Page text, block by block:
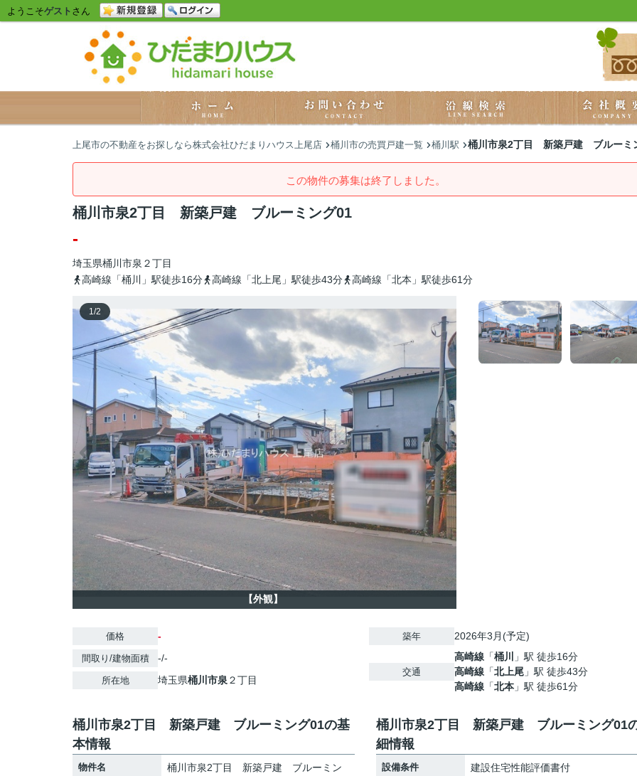
ようこそゲスト さん
上尾市の不動産をお探しなら株式会社ひだまりハウス上尾店 桶川市の売買戸建一覧 桶川駅 桶川市泉2丁目 新築戸建 ブルーミ
この物件の募集は終了しました。
桶川市泉2丁目 新築戸建 ブルーミング01
-
埼玉県桶川市泉 ２丁目
高崎線「桶川」駅徒歩16分
高崎線「北上尾」駅徒歩43分 高崎線「北本」駅徒歩61分
1/2
【外観】
価格 -
間取り/建物面積 -/-
所在地 埼玉県桶川市泉 ２丁目
築年 2026年3月(予定)
交通
高崎線 「桶川
」駅 徒歩16分
高崎線 「北上尾 」駅 徒歩43分
高崎線 「北本 」駅 徒歩61分
桶川市泉2丁目 新築戸建 ブルーミング01の基
本情報
物件名
桶川市泉2丁目 新築戸建 ブルーミン
桶川市泉2丁目 新築戸建 ブルーミング01
細情報
設備条件
建設住宅性能評価書付